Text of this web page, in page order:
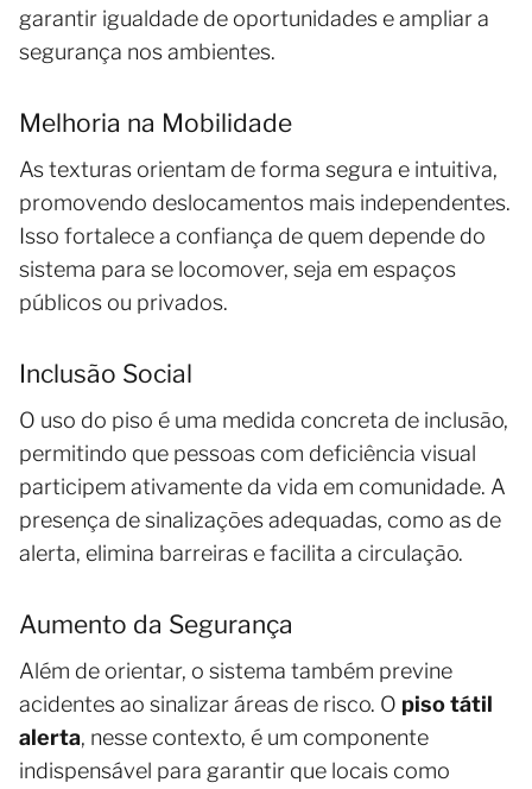
garantir igualdade de oportunidades e ampliar a
segurança nos ambientes.
Melhoria na Mobilidade
As texturas orientam de forma segura e intuitiva,
promovendo deslocamentos mais independentes.
Isso fortalece a confiança de quem depende do
sistema para se locomover, seja em espaços
públicos ou privados.
Inclusão Social
O uso do piso é uma medida concreta de inclusão,
permitindo que pessoas com deficiência visual
participem ativamente da vida em comunidade. A
presença de sinalizações adequadas, como as de
alerta, elimina barreiras e facilita a circulação.
Aumento da Segurança
Além de orientar, o sistema também previne
acidentes ao sinalizar áreas de risco. O piso tátil
alerta, nesse contexto, é um componente
indispensável para garantir que locais como